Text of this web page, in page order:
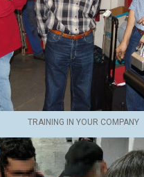
TRAINING IN YOUR COMPANY